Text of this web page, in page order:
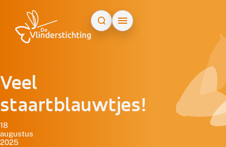
Veel
staartblauwtjes!
18
augustus
2025